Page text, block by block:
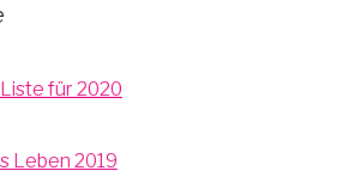
für 2020
Leben 2019